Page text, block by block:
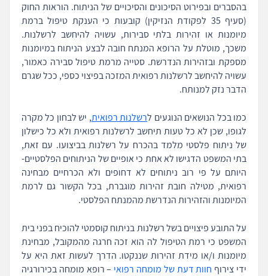
בהסברים ובפירוט הסיכונים והסיכויים של הניתוח. הוראות החוק
(סעיף 35 לפקודת הנזיקין) קובעות כי הענקת טיפול ברמת
מיומנות או זהירות בלתי סבירות, עשויה להיחשב לרשלנות.
משכך, מוטלת על הרופא המנתח חובה לבצע הניתוח במיומנות
מספקת ובזהירות הנדרשת. סטייה מרמת טיפול סבירה כאמור,
עשויה להיחשב לרשלנות רפואית המזכה בפיצוי כספי, ככל שגרם
הדבר נזק למנותח.
כמו בכל הנושאים הנוגעים לרשלנות רפואית, יש לבחון כל מקרה
לגופו, שכן לא כל טעות תיחשב לרשלנות רפואית ולא כל כישלון
של ניתוח פלסטי מלמד בהכרח על רשלנות בביצועו. עם זאת,
בתי המשפט הדגישו לא אחת כי אופיים של הניתוחים הפלסטיים-
היותם על פי רוב ניתוחים לא דחופים ולא הכרחיים מבחינה
רפואית, מטילה חובת זהירות מוגברת, בכל הקשור גם לרמת
המיומנות והזהירות הנדרשת מהמנתח הפלסטי.
על התובע פיצויים בשל רשלנות בניתוח קוסמטי להוכיח בפני בית
המשפט כי רמת הטיפול לה הוא זכה חרגה מהמקובל, מבחינת
מיומנות ו/או מידת זהירות שננקטו. הדרך לעשות זאת היא על
ידי צירוף חוות דעת של מומחה רפואי – רופא מומחה בכירורגיה